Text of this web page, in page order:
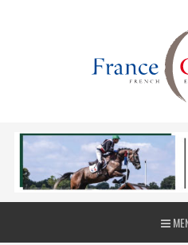
La journée du complet & le
indoor reviennent le 23